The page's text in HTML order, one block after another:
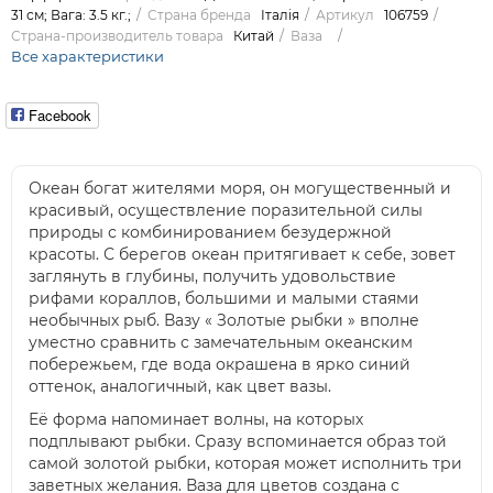
31 см; Вага: 3.5 кг.;
Страна бренда Італія Артикул
106759
Страна-производитель товара
Китай Ваза
Все характеристики
Facebook
Океан богат жителями моря, он могущественный и
красивый, осуществление поразительной силы
природы с комбинированием безудержной
красоты. С берегов океан притягивает к себе, зовет
заглянуть в глубины, получить удовольствие
рифами кораллов, большими и малыми стаями
необычных рыб. Вазу « Золотые рыбки » вполне
уместно сравнить с замечательным океанским
побережьем, где вода окрашена в ярко синий
оттенок, аналогичный, как цвет вазы.
Её форма напоминает волны, на которых
подплывают рыбки. Сразу вспоминается образ той
самой золотой рыбки, которая может исполнить три
заветных желания. Ваза для цветов создана с